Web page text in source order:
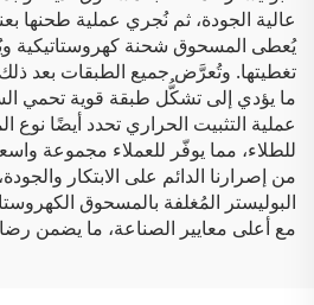
عالية الجودة، ثم نُجري عملية طحنها
يُعطى المسحوق شحنة كهروستاتيكية
تغطيتها. وتُعرَّض جميع الطبقات بعد ذلك
ما يؤدي إلى تشكُّل طبقة قوية تحمي
عملية التثبيت الحراري تحدد أيضًا نوع
للطلاء، مما يوفّر للعملاء مجموعة
من إصرارنا الدائم على الابتكار
البوليستر المُغلفة بالمسحوق
مع أعلى معايير الصناعة، ما يضمن رضا